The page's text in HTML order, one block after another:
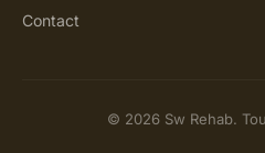
Contact
© 2026 Sw Rehab.